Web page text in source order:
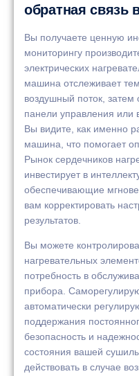
обратная связь
Вы получаете ценную
мониторингу
электрических
машина отслеживает
воздушный поток, затем
панели управления или
Вы видите, как именно
машина, что помогает
Рынок сердечников
инвестирует в
обеспечивающие
вам корректировать
результатов.
Вы можете
нагревательных
потребность в
прибора.
автоматически
поддержания
безопасность и
состояния вашей
действовать в случае